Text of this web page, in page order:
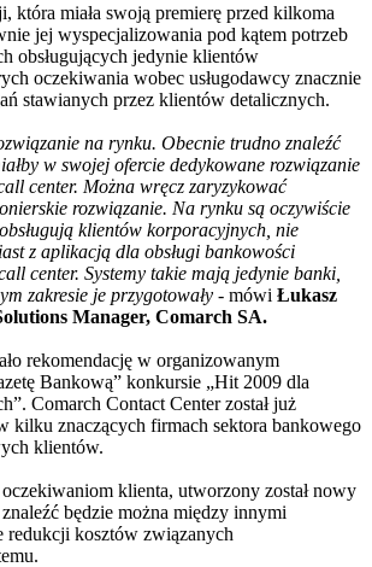
która miała swoją premierę przed kilkoma
jej wyspecjalizowania pod kątem potrzeb
obsługujących jedynie klientów
oczekiwania wobec usługodawcy znacznie
stawianych przez klientów detalicznych.
na rynku. Obecnie trudno znaleźć
w swojej ofercie dedykowane rozwiązanie
center. Można wręcz zaryzykować
rozwiązanie. Na rynku są oczywiście
klientów korporacyjnych, nie
z aplikacją dla obsługi bankowości
center. Systemy takie mają jedynie banki,
zakresie je przygotowały - mówi Łukasz
Manager, Comarch SA.
rekomendację w organizowanym
Bankową” konkursie „Hit 2009 dla
Comarch Contact Center został już
kilku znaczących firmach sektora bankowego
klientów.
klienta, utworzony został nowy
będzie można między innymi
redukcji kosztów związanych